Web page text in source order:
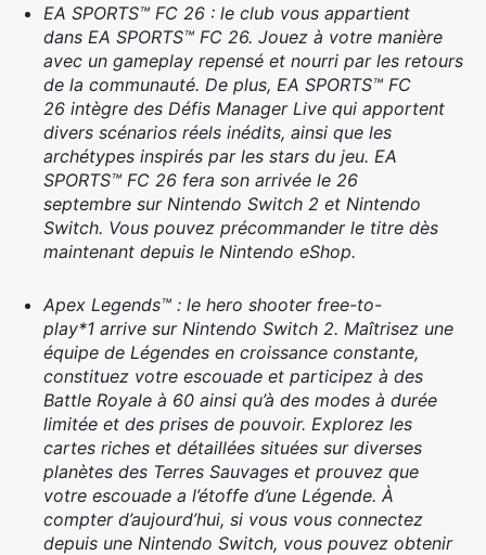
EA SPORTS™ FC 26 : le club vous appartient
dans EA SPORTS™ FC 26. Jouez à votre manière
avec un gameplay repensé et nourri par les retours
de la communauté. De plus, EA SPORTS™ FC
26 intègre des Défis Manager Live qui apportent
divers scénarios réels inédits, ainsi que les
archétypes inspirés par les stars du jeu. EA
SPORTS™ FC 26 fera son arrivée le 26
septembre sur Nintendo Switch 2 et Nintendo
Switch. Vous pouvez précommander le titre dès
maintenant depuis le Nintendo eShop.
Apex Legends™ : le hero shooter free-to-
play*1 arrive sur Nintendo Switch 2. Maîtrisez une
équipe de Légendes en croissance constante,
constituez votre escouade et participez à des
Battle Royale à 60 ainsi qu’à des modes à durée
limitée et des prises de pouvoir. Explorez les
cartes riches et détaillées situées sur diverses
planètes des Terres Sauvages et prouvez que
votre escouade a l’étoffe d’une Légende. À
compter d’aujourd’hui, si vous vous connectez
depuis une Nintendo Switch, vous pouvez obtenir